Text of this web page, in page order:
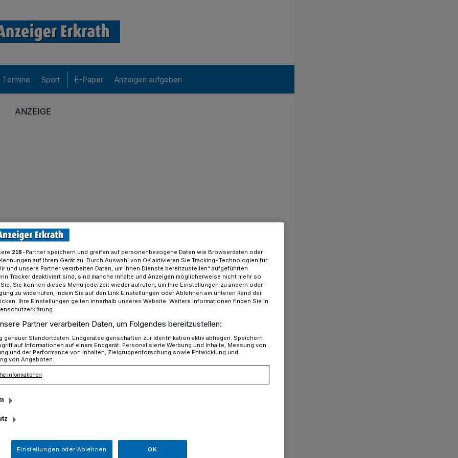
Termine Sport E-Paper Anzeigen aufgeben
mit!
Mettmanner Stadtbibliothek
machen mit!
eines Kindes sind faszinierend:
laufen, spricht erste Wörter und Sätze.
lernen Kinder später kaum mehr.
218-Partner speichern und greifen auf personenbezogene Daten wie Browserdaten oder
auf Ihrem Gerät zu. Durch Auswahl von OK aktivieren Sie Tracking-Technologien für
und unsere Partner verarbeiten Daten, um Ihnen Dienste bereitzustellen“ aufgeführten
Tracker deaktiviert sind, sind manche Inhalte und Anzeigen möglicherweise nicht mehr so
Sie können dieses Menü jederzeit wieder aufrufen, um Ihre Einstellungen zu ändern oder
zu widerrufen, indem Sie auf den Link Einstellungen oder Ablehnen am unteren Rand der
Ihre Einstellungen gelten innerhalb unseres Website. Weitere Informationen finden Sie in
Partner verarbeiten Daten, um Folgendes bereitzustellen:
genauer Standortdaten. Endgeräteeigenschaften zur Identifikation aktiv abfragen. Speichern
auf Informationen auf einem Endgerät. Personalisierte Werbung und Inhalte, Messung von
und der Performance von Inhalten, Zielgruppenforschung sowie Entwicklung und
von Angeboten.
Informationen
Einstellungen oder Ablehnen OK